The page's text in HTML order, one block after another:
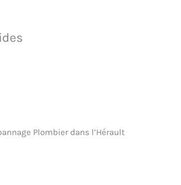
Plombier dans l’Hérault